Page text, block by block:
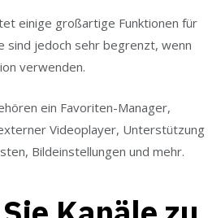
einige großartige Funktionen für
sind jedoch sehr begrenzt, wenn
verwenden.
ein Favoriten-Manager,
Videoplayer, Unterstützung
Bildeinstellungen und mehr.